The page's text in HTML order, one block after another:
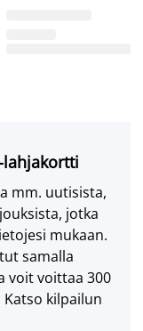
lahjakortti
mm. uutisista,
jotka
mukaan.
samalla
voit voittaa 300
Katso kilpailun